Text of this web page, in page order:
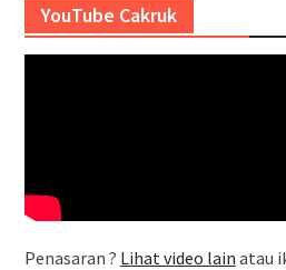
YouTube Cakruk
Penasaran ? Lihat video lain atau